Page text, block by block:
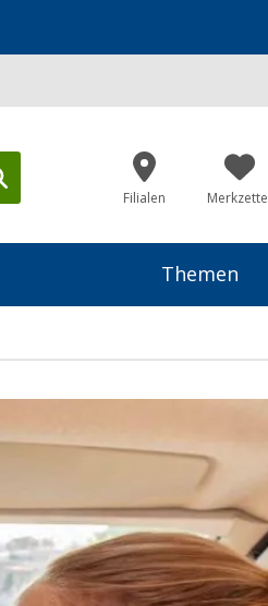
Filialen Merkzettel
Themen